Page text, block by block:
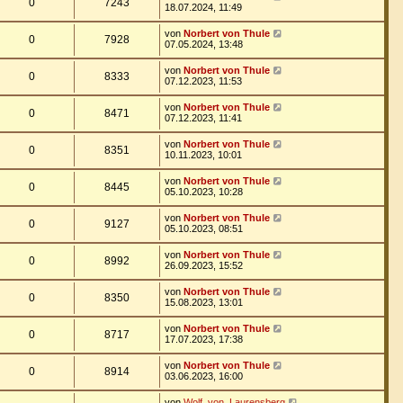
0 7243
18.07.2024, 11:49
0 7928 von Norbert von Thule
07.05.2024, 13:48
0 8333 von Norbert von Thule
07.12.2023, 11:53
0 8471 von Norbert von Thule
07.12.2023, 11:41
0 8351 von Norbert von Thule
10.11.2023, 10:01
0 8445 von Norbert von Thule
05.10.2023, 10:28
0 9127 von Norbert von Thule
05.10.2023, 08:51
0 8992 von Norbert von Thule
26.09.2023, 15:52
0 8350 von Norbert von Thule
15.08.2023, 13:01
0 8717 von Norbert von Thule
17.07.2023, 17:38
0 8914 von Norbert von Thule
03.06.2023, 16:00